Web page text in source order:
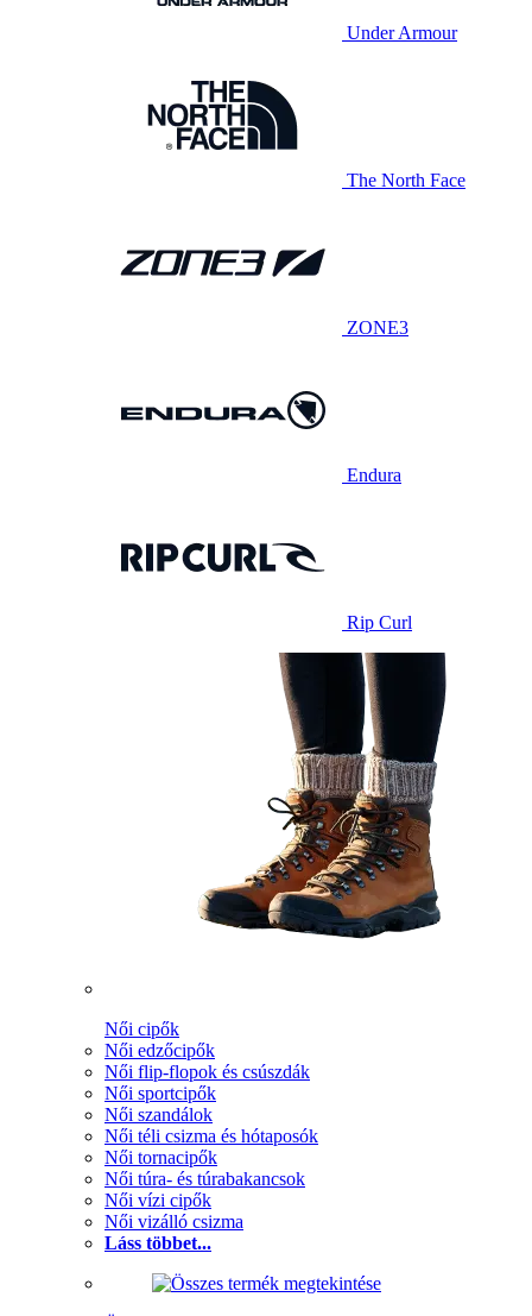
Under Armour
The North Face
ZONE3
Endura
Rip Curl
Női cipők
Női edzőcipők
Női flip-flopok és csúszdák
Női sportcipők
Női szandálok
Női téli csizma és hótaposók
Női tornacipők
Női túra- és túrabakancsok
Női vízi cipők
Női vizálló csizma
Láss többet...